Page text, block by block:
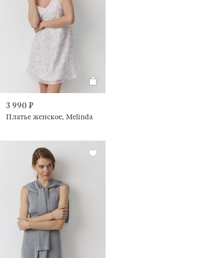
3 990 ₽
Платье женское, Melinda